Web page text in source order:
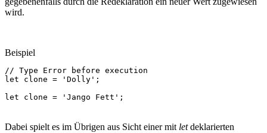
wird.
Beispiel
// Type Error before execution
let
clone = 'Dolly' ;
let
clone = 'Jango Fett' ;
Dabei spielt es im Übrigen aus Sicht einer mit letdeklarierten